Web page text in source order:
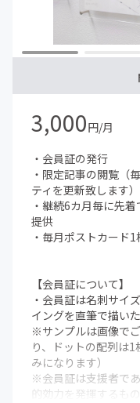
続支援期間はカウン
3,000円/月
・会員証の発行
・限定記事の閲覧（
ティを更新致します）
・継続6カ月毎に先
提供
・毎月ポストカード
【会員証について】
・会員証は名刺サイ
イングを直筆で描い
※サンプルは画像で
り、ドットの配列は
みになります）
※会員証は支援者で
的効力を発揮するも